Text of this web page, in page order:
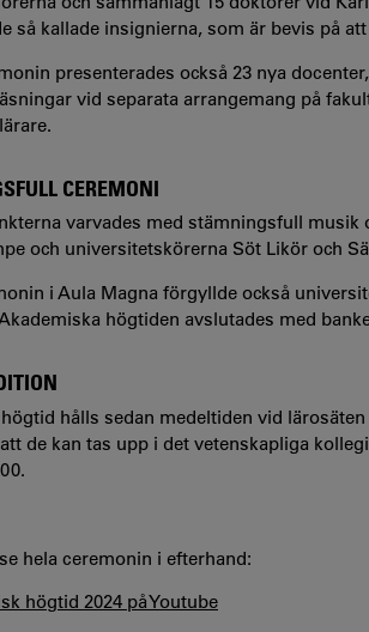
så kallade insignierna, som är bevis på
presenterades också 23 nya
vid separata arrangemang på
CEREMONI
varvades med stämningsfull
och universitetskörerna Söt Likör och
i Aula Magna förgyllde också
högtiden avslutades med
hålls sedan medeltiden vid
de kan tas upp i det vetenskapliga
hela ceremonin i efterhand:
högtid 2024 på Youtube